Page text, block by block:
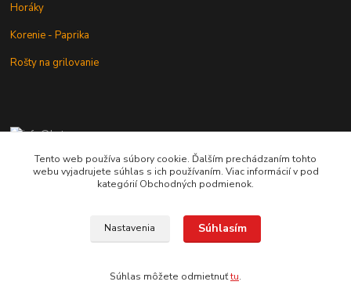
Horáky
Korenie - Paprika
Rošty na grilovanie
+421 902 212 007
od 8:00 - do 16:00 hod
Copyright © 2017-2027 MACSHOP.SK, všetky práva vyhradené..
Tento web používa súbory cookie. Ďalším prechádzaním tohto
webu vyjadrujete súhlas s ich používaním. Viac informácií v pod
kategórií Obchodných podmienok.
Nastavenia Súhlasím
Súhlas môžete odmietnuťtu.